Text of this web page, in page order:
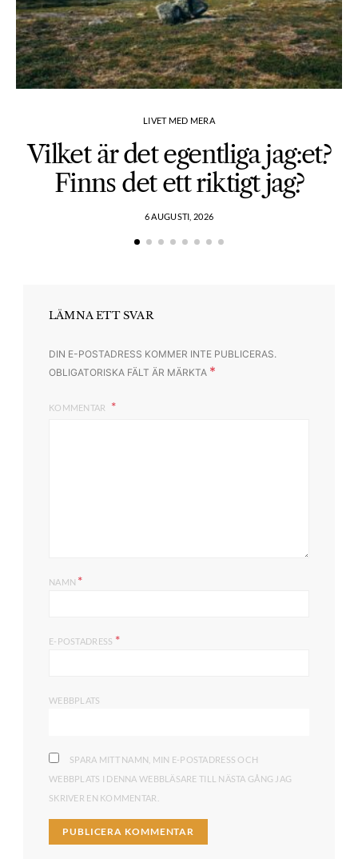
LIVET MED MERA
Vilket är det egentliga jag:et?
Finns det ett riktigt jag?
6 AUGUSTI, 2026
LÄMNA ETT SVAR
DIN E-POSTADRESS KOMMER INTE PUBLICERAS.
OBLIGATORISKA FÄLT ÄR MÄRKTA *
KOMMENTAR
NAMN *
E-POSTADRESS *
WEBBPLATS
SPARA MITT NAMN, MIN E-POSTADRESS OCH
WEBBPLATS I DENNA WEBBLÄSARE TILL NÄSTA GÅNG JAG
SKRIVER EN KOMMENTAR.